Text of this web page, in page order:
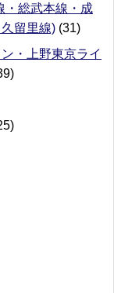
・総武本線・成
留里線) (31)
・上野東京ライ